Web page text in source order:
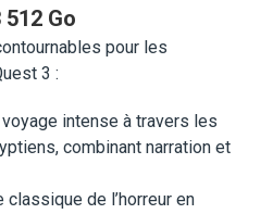
Go
pour les
3 :
voyage intense à travers les
combinant narration et
classique de l’horreur en